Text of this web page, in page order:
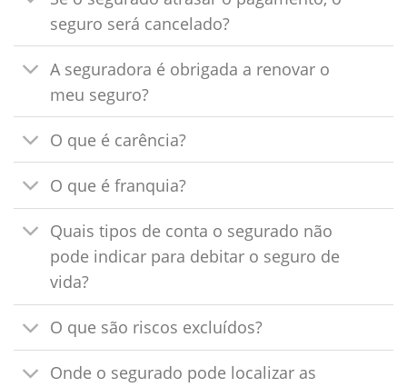
seguro será cancelado?
A seguradora é obrigada a renovar o
meu seguro?
O que é carência?
O que é franquia?
Quais tipos de conta o segurado não
pode indicar para debitar o seguro de
vida?
O que são riscos excluídos?
Onde o segurado pode localizar as